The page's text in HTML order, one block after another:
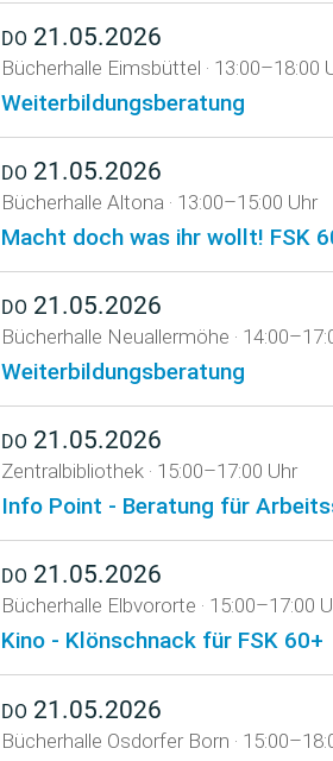
DO 21.05.2026
Bücherhalle Eimsbüttel · 13:00–18:00
Weiterbildungsberatung
DO 21.05.2026
Bücherhalle Altona · 13:00–15:00 Uhr
Macht doch was ihr wollt! FSK
DO 21.05.2026
Bücherhalle Neuallermöhe ·
Weiterbildungsberatung
DO 21.05.2026
Zentralbibliothek · 15:00–17:00 Uhr
Info Point - Beratung für
DO 21.05.2026
Bücherhalle Elbvororte · 15:00–17:00
Kino - Klönschnack für FSK 60+
DO 21.05.2026
Bücherhalle Osdorfer Born ·